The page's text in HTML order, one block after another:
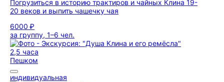
Погрузиться в историю трактиров и чайных Клина 19-
20 веков и выпить чашечку чая
6000 ₽
за группу, 1–6 чел.
2,5 часа
Пешком
индивидуальная